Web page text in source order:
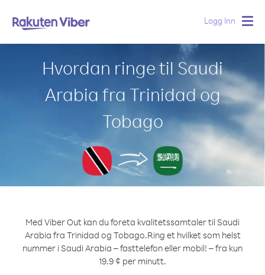
Logg Inn
Hvordan ringe til Saudi
Arabia fra Trinidad og
Tobago
Med Viber Out kan du foreta kvalitetssamtaler til Saudi
Arabia fra Trinidad og Tobago.Ring et hvilket som helst
nummer i Saudi Arabia – fasttelefon eller mobil! – fra kun
19.9 ¢ per minutt.